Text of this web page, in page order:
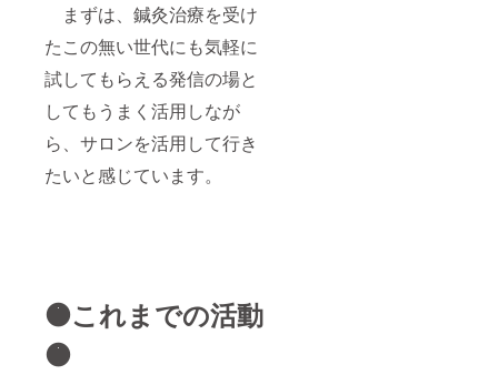
まずは、鍼灸治療を受け
たこの無い世代にも気軽に
試してもらえる発信の場と
してもうまく活用しなが
ら、サロンを活用して行き
たいと感じています。
🟠これまでの活動
🟠